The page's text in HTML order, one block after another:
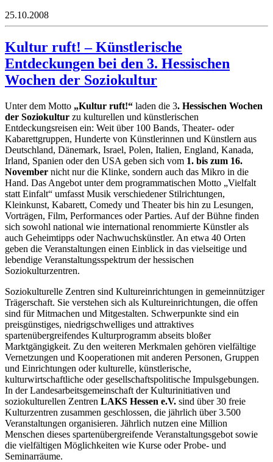
25.10.2008
Kultur ruft! – Künstlerische
Entdeckungen bei den 3. Hessischen
Wochen der Soziokultur
Unter dem Motto „Kultur ruft!“ laden die 3. Hessischen Wochen
der Soziokultur zu kulturellen und künstlerischen
Entdeckungsreisen ein: Weit über 100 Bands, Theater- oder
Kabarettgruppen, Hunderte von Künstlerinnen und Künstlern aus
Deutschland, Dänemark, Israel, Polen, Italien, England, Kanada,
Irland, Spanien oder den USA geben sich vom 1. bis zum 16.
November nicht nur die Klinke, sondern auch das Mikro in die
Hand. Das Angebot unter dem programmatischen Motto „Vielfalt
statt Einfalt“ umfasst Musik verschiedener Stilrichtungen,
Kleinkunst, Kabarett, Comedy und Theater bis hin zu Lesungen,
Vorträgen, Film, Performances oder Parties. Auf der Bühne finden
sich sowohl national wie international renommierte Künstler als
auch Geheimtipps oder Nachwuchskünstler. An etwa 40 Orten
geben die Veranstaltungen einen Einblick in das vielseitige und
lebendige Veranstaltungsspektrum der hessischen
Soziokulturzentren.
Soziokulturelle Zentren sind Kultureinrichtungen in gemeinnütziger
Trägerschaft. Sie verstehen sich als Kultureinrichtungen, die offen
sind für Mitmachen und Mitgestalten. Schwerpunkte sind ein
preisgünstiges, niedrigschwelliges und attraktives
spartenübergreifendes Kulturprogramm abseits bloßer
Marktgängigkeit. Zu den weiteren Merkmalen gehören vielfältige
Vernetzungen und Kooperationen mit anderen Personen, Gruppen
und Einrichtungen oder kulturelle, künstlerische,
kulturwirtschaftliche oder gesellschaftspolitische Impulsgebungen.
In der Landesarbeitsgemeinschaft der Kulturinitiativen und
soziokulturellen Zentren LAKS Hessen e.V. sind über 30 freie
Kulturzentren zusammen geschlossen, die jährlich über 3.500
Veranstaltungen organisieren. Jährlich nutzen eine Million
Menschen dieses spartenübergreifende Veranstaltungsgebot sowie
die vielfältigen Möglichkeiten wie Kurse oder Probe- und
Seminarräume.